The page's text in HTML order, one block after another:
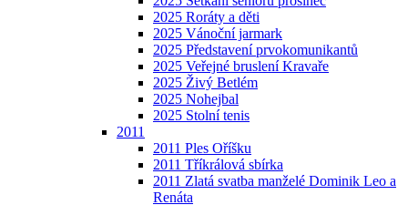
2025 Roráty a děti
2025 Vánoční jarmark
2025 Představení prvokomunikantů
2025 Veřejné bruslení Kravaře
2025 Živý Betlém
2025 Nohejbal
2025 Stolní tenis
2011
2011 Ples Oříšku
2011 Tříkrálová sbírka
2011 Zlatá svatba manželé Dominik Leo a
Renáta